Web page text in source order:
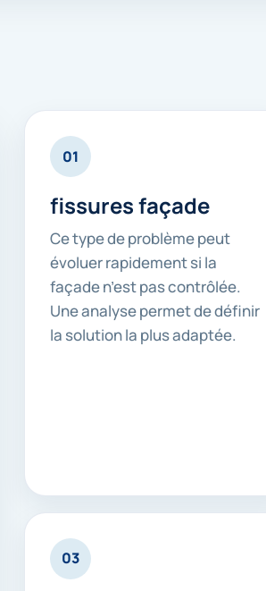
01
fissures façade
Ce type de problème peut
évoluer rapidement si la
façade n’est pas contrôlée.
Une analyse permet de définir
la solution la plus adaptée.
03